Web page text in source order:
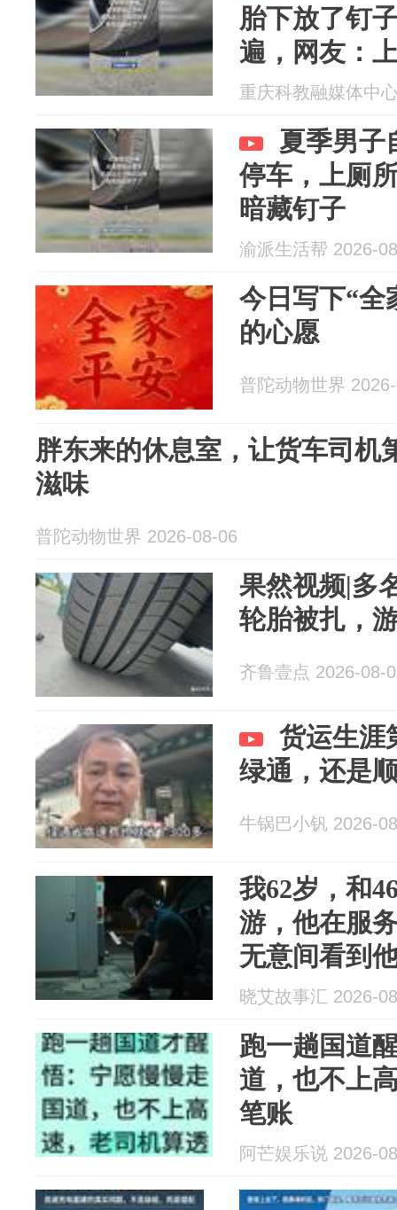
胎下放了钉
遍，网友：
真的含金量
重庆科教融媒体中
夏季男子
停车，上厕
暗藏钉子
渝派生活帮 2026-
今日写下“全
的心愿
普陀动物世界
胖东来的休息室，让货车司机
滋味
普陀动物世界 2026-08-06
果然视频|多
轮胎被扎，
齐鲁壹点 2026-08-
货运生涯
绿通，还是
牛锅巴小钒 2026-
我62岁，和
游，他在服
无意间看到
我连夜开车
晓艾故事汇 2026-
跑一趟国道
道，也不上
笔账
阿芒娱乐说 2026-